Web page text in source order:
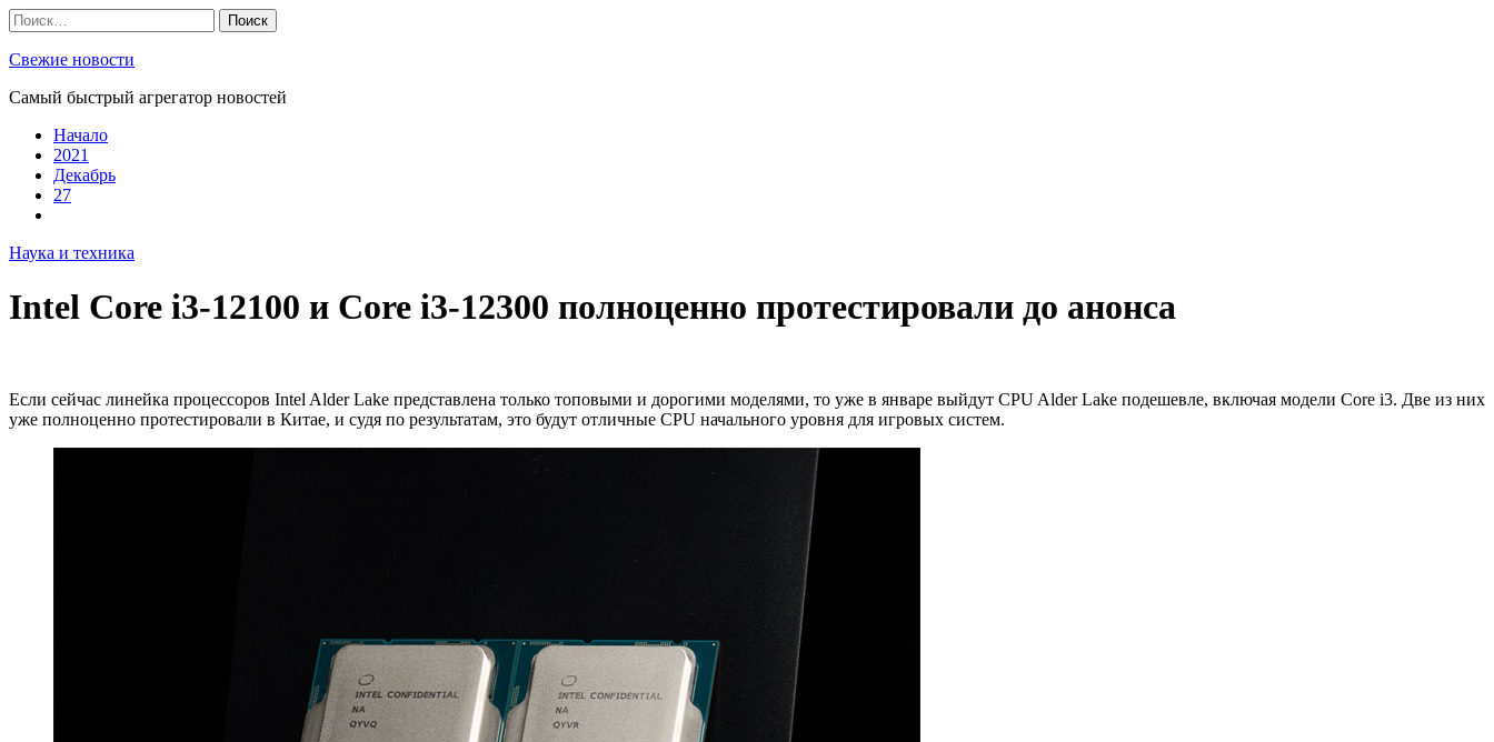
Skip
to
content
Найти:
Свежие новости
Самый быстрый агрегатор новостей
Начало
2021
Декабрь
27
Наука и техника
Intel Core i3-12100 и Core i3-12300 полноценно протестировали до анонса
Если сейчас линейка процессоров Intel Alder Lake представлена только топовыми и дорогими моделями, то уже в январе выйдут CPU Alder Lake подешевле, включая модели Core i3. Две из них
уже полноценно протестировали в Китае, и судя по результатам, это будут отличные CPU начального уровня для игровых систем.